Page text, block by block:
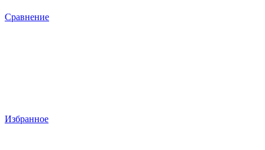
Сравнение
Избранное